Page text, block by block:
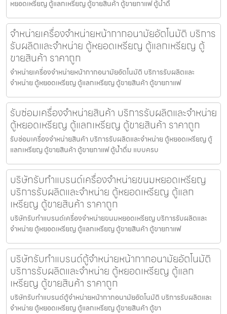
หยอดเหรียญ ตู้แลกเหรียญ ตู้ขายสินค้า ตู้ขายกาแฟ ตู้น้ำดื
จำหน่ายเครื่องจำหน่ายหน้ากากอนามัย​อัตโนมัติ บริการ
รับผลิตและจำหน่าย ตู้หยอดเหรียญ ตู้แลกเหรียญ ตู้
ขายสินค้า ราคาถูก
จำหน่ายเครื่องจำหน่ายหน้ากากอนามัย​อัตโนมัติ บริการรับผลิตและ
จำหน่าย ตู้หยอดเหรียญ ตู้แลกเหรียญ ตู้ขายสินค้า ตู้ขายกาแฟ
รับซ่อมเครื่องจำหน่ายสินค้า บริการรับผลิตและจำหน่าย
ตู้หยอดเหรียญ ตู้แลกเหรียญ ตู้ขายสินค้า ราคาถูก
รับซ่อมเครื่องจำหน่ายสินค้า บริการรับผลิตและจำหน่าย ตู้หยอดเหรียญ ตู้
แลกเหรียญ ตู้ขายสินค้า ตู้ขายกาแฟ ตู้น้ำดื่ม แบบครบ
บริษัทรับทำแบรนด์เครื่องจำหน่ายขนมหยอดเหรียญ​
บริการรับผลิตและจำหน่าย ตู้หยอดเหรียญ ตู้แลก
เหรียญ ตู้ขายสินค้า ราคาถูก
บริษัทรับทำแบรนด์เครื่องจำหน่ายขนมหยอดเหรียญ​ บริการรับผลิตและ
จำหน่าย ตู้หยอดเหรียญ ตู้แลกเหรียญ ตู้ขายสินค้า ตู้ขายกาแฟ
บริษัทรับทำแบรนด์ตู้จำหน่ายหน้ากากอนามัย​อัตโนมัติ
บริการรับผลิตและจำหน่าย ตู้หยอดเหรียญ ตู้แลก
เหรียญ ตู้ขายสินค้า ราคาถูก
บริษัทรับทำแบรนด์ตู้จำหน่ายหน้ากากอนามัย​อัตโนมัติ บริการรับผลิตและ
จำหน่าย ตู้หยอดเหรียญ ตู้แลกเหรียญ ตู้ขายสินค้า ตู้ขา